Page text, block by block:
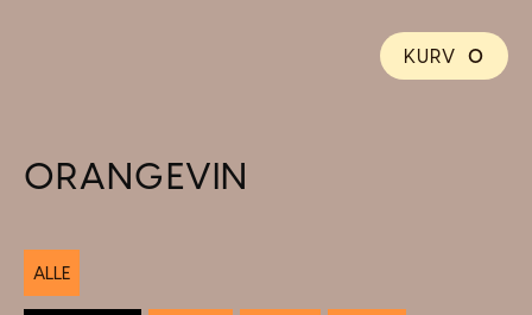
KURV 0
ORANGEVIN
ALLE